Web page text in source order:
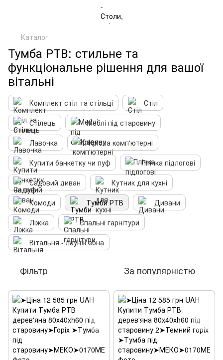
Каталог
Тумба РТВ: стильне та
функціональне рішення для вашої
вітальні
Комплект стіл та стільці
Стіл
Стілець
Меблі під старовину
Лавочка
Крісла комп'ютерні
Купити банкетку чи пуф
Плічка підлогові
Садовий диван
Кутник для кухні
Комоди
Тумби РТВ
Дивани
Ліжка
Спальні гарнітури
Вітальня - лаунж зона
Фільтр За популярністю